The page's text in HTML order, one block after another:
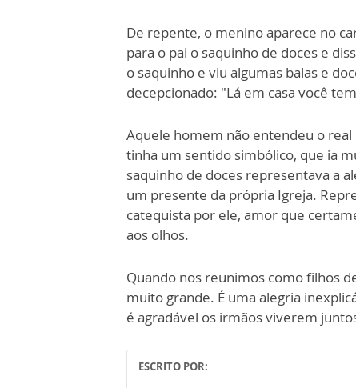
De repente, o menino aparece no
para o pai o saquinho de doces e
o saquinho e viu algumas balas e
decepcionado: "Lá em casa você
Aquele homem não entendeu o
tinha um sentido simbólico, que ia
saquinho de doces representava a
um presente da própria Igreja.
catequista por ele, amor que
aos olhos.
Quando nos reunimos como filhos
muito grande. É uma alegria
é agradável os irmãos viverem
ESCRITO POR: